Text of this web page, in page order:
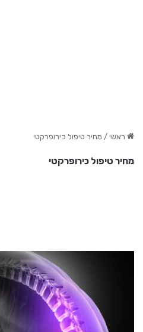
ראשי / מחיר טיפול כירופרקטי
מחיר טיפול כירופרקטי